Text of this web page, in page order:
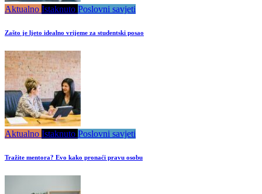
Aktualno Istaknuto Poslovni savjeti
Zašto je ljeto idealno vrijeme za studentski posao
Aktualno Istaknuto Poslovni savjeti
Tražite mentora? Evo kako pronaći pravu osobu